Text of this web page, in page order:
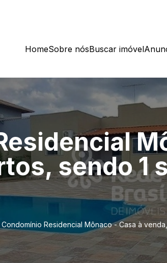
HomeSobre nósBuscar imóvel
sendo 1
Condomínio Residencial Mônaco - Casa à